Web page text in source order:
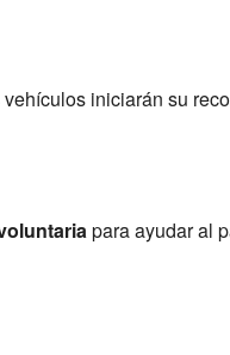
iniciarán su
para ayudar al